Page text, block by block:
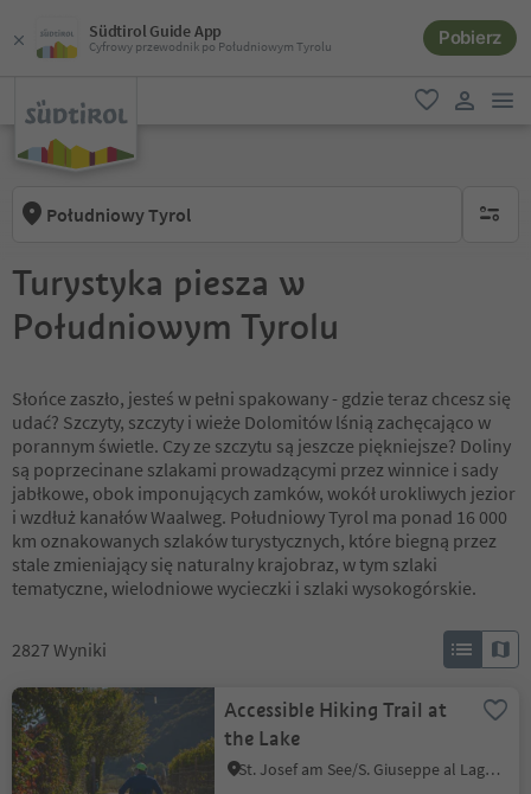
Südtirol Guide App
Cyfrowy przewodnik po Południowym Tyrolu Pobierz
ulubione
Południowy Tyrol brak
Turystyka piesza w
Południowym Tyrolu
Słońce zaszło, jesteś w pełni spakowany - gdzie teraz chcesz się
udać? Szczyty, szczyty i wieże Dolomitów lśnią zachęcająco w
porannym świetle. Czy ze szczytu są jeszcze piękniejsze? Doliny
są poprzecinane szlakami prowadzącymi przez winnice i sady
jabłkowe, obok imponujących zamków, wokół urokliwych jezior
i wzdłuż kanałów Waalweg. Południowy Tyrol ma ponad 16 000
km oznakowanych szlaków turystycznych, które biegną przez
stale zmieniający się naturalny krajobraz, w tym szlaki
tematyczne, wielodniowe wycieczki i szlaki wysokogórskie.
2827 Wyniki
Accessible Hiking Trail at
the Lake
St. Josef am See/S. Giuseppe al Lago, Kaltern an der Weinstraße/Caldaro sulla Strada del Vino, Alto Adige Wine Road